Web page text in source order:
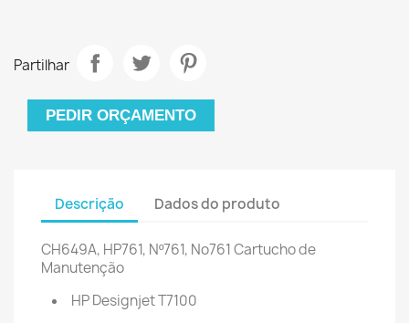
Partilhar
PEDIR ORÇAMENTO
Descrição Dados do produto
CH649A, HP761, Nº761, No761 Cartucho de
Manutenção
HP Designjet T7100